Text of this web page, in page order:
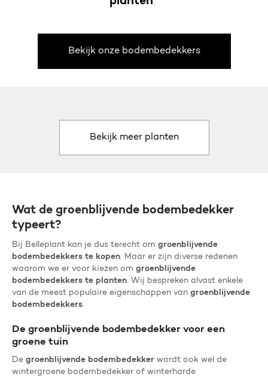
Bekijk onze bodembedekkers
Bekijk meer planten
Wat de groenblijvende bodembedekker
typeert?
Bij Belleplant kan je dus terecht om groenblijvende
bodembedekkers te kopen. Maar er zijn diverse redenen
waarom we er voor kiezen om groenblijvende
bodembedekkers te planten. Wij bespreken alvast enkele
van de meest populaire eigenschappen van groenblijvende
bodembedekkers.
De groenblijvende bodembedekker voor een
groene tuin
De groenblijvende bodembedekker wordt ook wel de
wintergroene bodembedekker of winterharde